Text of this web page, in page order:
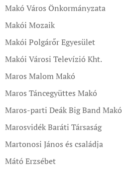
Makó Város Önkormányzata
Makói Mozaik
Makói Polgárőr Egyesület
Makói Városi Televízió Kht.
Maros Malom Makó
Maros Táncegyüttes Makó
Maros-parti Deák Big Band Makó
Marosvidék Baráti Társaság
Martonosi János és családja
Mátó Erzsébet